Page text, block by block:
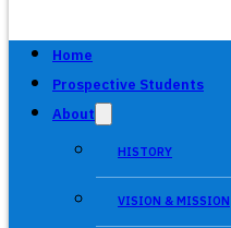
Home
Prospective Students
About
HISTORY
VISION & MISSION